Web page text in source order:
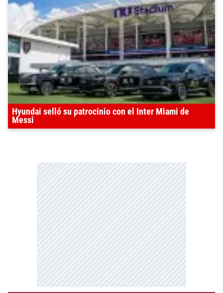
Hyundai selló su patrocinio con el Inter Miami de
Messi